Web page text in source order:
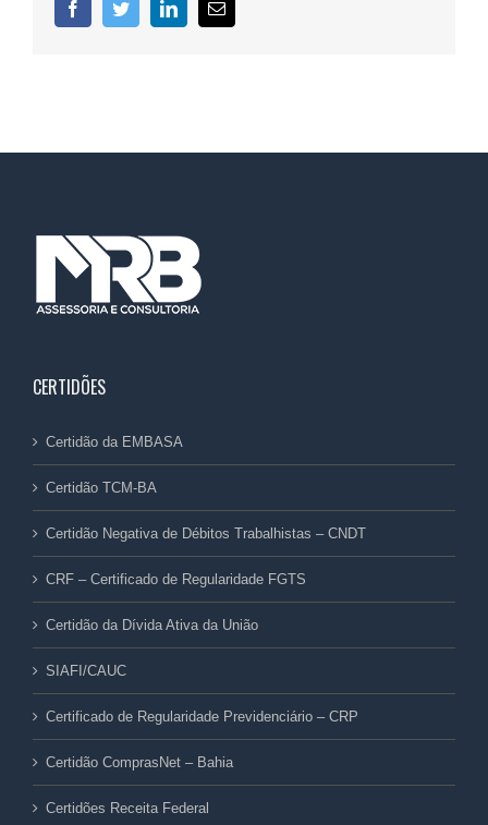
FacebookTwitterLinkedIn
E-
mail
CERTIDÕES
Certidão da EMBASA
Certidão TCM-BA
Certidão Negativa de Débitos Trabalhistas – CNDT
CRF – Certificado de Regularidade FGTS
Certidão da Dívida Ativa da União
SIAFI/CAUC
Certificado de Regularidade Previdenciário – CRP
Certidão ComprasNet – Bahia
Certidões Receita Federal